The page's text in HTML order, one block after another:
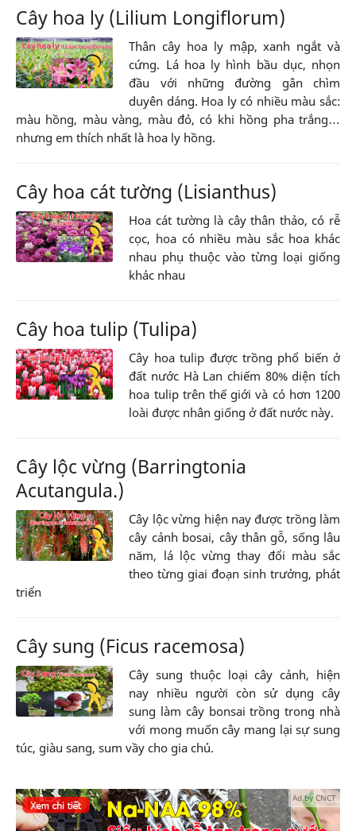
Cây hoa ly (Lilium Longiflorum)
Thân cây hoa ly mập, xanh ngắt và
cứng. Lá hoa ly hình bầu dục, nhọn
đầu với những đường gân chìm
duyên dáng. Hoa ly có nhiều màu sắc:
màu hồng, màu vàng, màu đỏ, có khi hồng pha trắng…
nhưng em thích nhất là hoa ly hồng.
Cây hoa cát tường (Lisianthus)
Hoa cát tường là cây thân thảo, có rễ
cọc, hoa có nhiều màu sắc hoa khác
nhau phụ thuộc vào từng loại giống
khác nhau
Cây hoa tulip (Tulipa)
Cây hoa tulip được trồng phổ biến ở
đất nước Hà Lan chiếm 80% diện tích
hoa tulip trên thế giới và có hơn 1200
loài được nhân giống ở đất nước này.
Cây lộc vừng (Barringtonia
Acutangula.)
Cây lộc vừng hiện nay được trồng làm
cây cảnh bosai, cây thân gỗ, sống lâu
năm, lá lộc vừng thay đổi màu sắc
theo từng giai đoạn sinh trưởng, phát
triển
Cây sung (Ficus racemosa)
Cây sung thuộc loại cây cảnh, hiện
nay nhiều người còn sử dụng cây
sung làm cây bonsai trồng trong nhà
với mong muốn cây mang lại sự sung
túc, giàu sang, sum vầy cho gia chủ.
Ad by CNCT